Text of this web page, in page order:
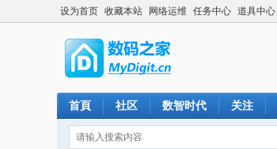
设为首页 收藏本站 网络运维 任务中心 道具中心
首頁 社区 数智时代 关注